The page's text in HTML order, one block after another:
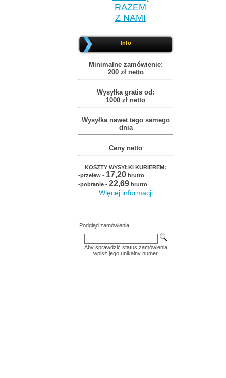
RAZEM
Z NAMI
Info
Minimalne zamówienie:
200 zł netto
Wysyłka gratis od:
1000 zł netto
Wysyłka nawet tego samego
dnia
Ceny netto
KOSZTY WYSYŁKI KURIEREM:
-przelew - 17,20 brutto
-pobranie - 22,69 brutto
Więcej informacji
Podgląd zamówienia
Aby sprawdzić status zamówienia
wpisz jego unikalny numer